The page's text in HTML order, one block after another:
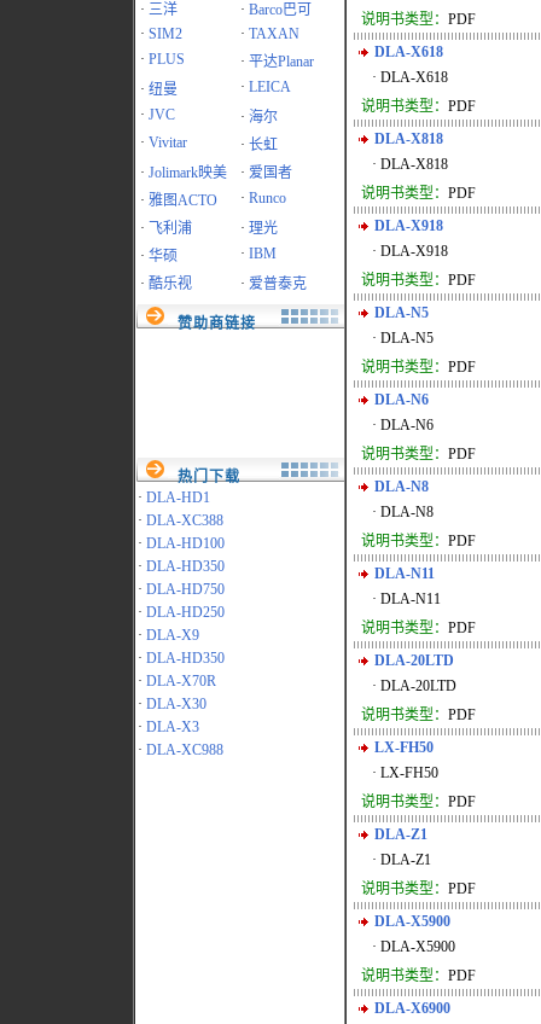
· 三洋 · Barco巴可
· SIM2 · TAXAN
· PLUS · 平达Planar
· 纽曼 · LEICA
· JVC · 海尔
· Vivitar · 长虹
· Jolimark映美 · 爱国者
· 雅图ACTO · Runco
·
飞利浦 · 理光
· 华硕 · IBM
· 酷乐视 · 爱普泰克
赞助商链接
热门下载
· DLA-HD1
· DLA-XC388
· DLA-HD100
· DLA-HD350
· DLA-HD750
· DLA-HD250
· DLA-X9
· DLA-HD350
· DLA-X70R
· DLA-X30
· DLA-X3
· DLA-XC988
说明书类型： PDF
DLA-X618
· DLA-X618
说明书类型： PDF
DLA-X818
· DLA-X818
说明书类型： PDF
DLA-X918
· DLA-X918
说明书类型： PDF
DLA-N5
· DLA-N5
说明书类型： PDF
DLA-N6
· DLA-N6
说明书类型： PDF
DLA-N8
· DLA-N8
说明书类型： PDF
DLA-N11
· DLA-N11
说明书类型： PDF
DLA-20LTD
· DLA-20LTD
说明书类型： PDF
LX-FH50
· LX-FH50
说明书类型： PDF
DLA-Z1
· DLA-Z1
说明书类型： PDF
DLA-X5900
· DLA-X5900
说明书类型： PDF
DLA-X6900